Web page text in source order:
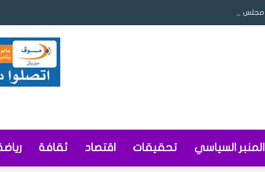
مجلس الوزراء يصادق على مشاريع قوانين ومراسيم لتعزيز ريادة الأعمال
المنبر السياسي تحقيقات اقتصاد ثقافة